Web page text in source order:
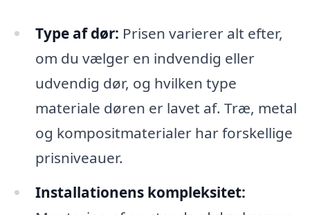
Type af dør: Prisen varierer alt efter,
om du vælger en indvendig eller
udvendig dør, og hvilken type
materiale døren er lavet af. Træ, metal
og kompositmaterialer har forskellige
prisniveauer.
Installationens kompleksitet: